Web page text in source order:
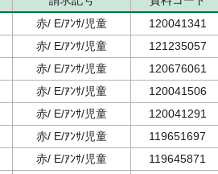
赤/ E/ｱﾝｻ/児童
120041341
赤/ E/ｱﾝｻ/児童
121235057
赤/ E/ｱﾝｻ/児童
120676061
赤/ E/ｱﾝｻ/児童
120041506
赤/ E/ｱﾝｻ/児童
120041291
赤/ E/ｱﾝｻ/児童
119651697
赤/ E/ｱﾝｻ/児童
119645871